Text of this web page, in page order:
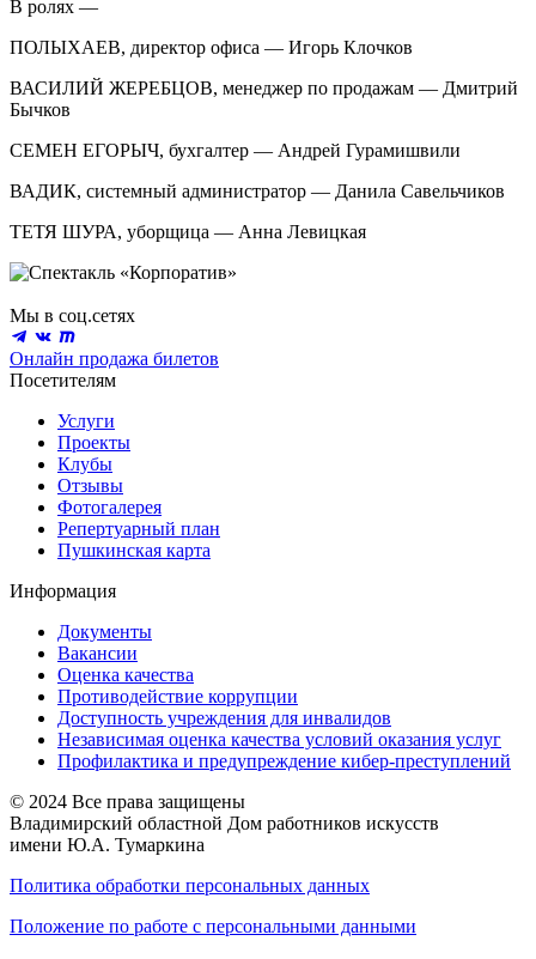
В ролях —
ПОЛЫХАЕВ, директор офиса — Игорь Клочков
ВАСИЛИЙ ЖЕРЕБЦОВ, менеджер по продажам — Дмитрий
Бычков
СЕМЕН ЕГОРЫЧ, бухгалтер — Андрей Гурамишвили
ВАДИК, системный администратор — Данила Савельчиков
ТЕТЯ ШУРА, уборщица — Анна Левицкая
Мы в соц.сетях
Онлайн продажа билетов
Посетителям
Услуги
Проекты
Клубы
Отзывы
Фотогалерея
Репертуарный план
Пушкинская карта
Информация
Документы
Вакансии
Оценка качества
Противодействие коррупции
Доступность учреждения для инвалидов
Независимая оценка качества условий оказания услуг
Профилактика и предупреждение кибер-преступлений
© 2024 Все права защищены
Владимирский областной Дом работников искусств
имени Ю.А. Тумаркина
Политика обработки персональных данных
Положение по работе с персональными данными